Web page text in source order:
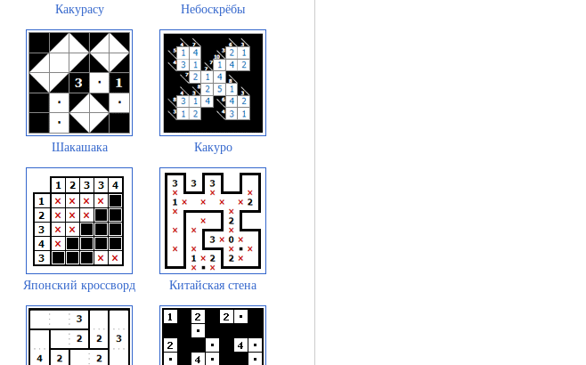
Какурасу Небоскрёбы
Шакашака Какуро
Японский кроссворд Китайская стена